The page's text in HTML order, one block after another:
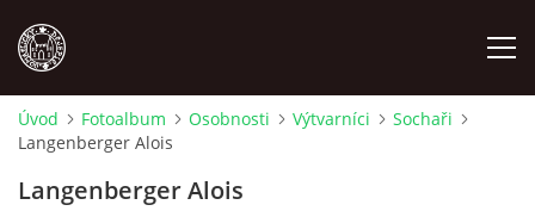
MÍSTOPIS
Úvod Fotoalbum Osobnosti Výtvarníci
Sochaři
Langenberger Alois
Langenberger Alois